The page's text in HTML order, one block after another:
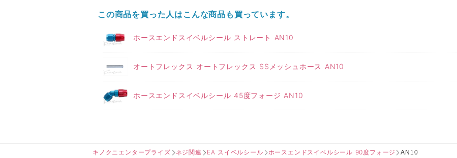
この商品を買った人はこんな商品も買っています。
ホースエンドスイベルシール ストレート AN10
オートフレックス オートフレックス SSメッシュホース AN10
ホースエンドスイベルシール 45度フォージ AN10
キノクニエンタープライズ ネジ関連 EA スイベルシール ホースエンドスイベルシール 90度フォージ AN10